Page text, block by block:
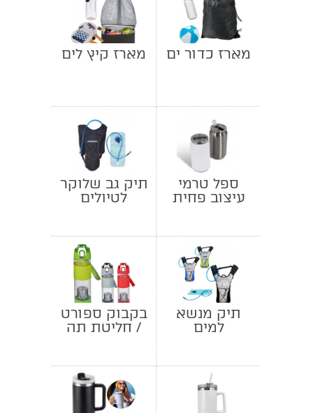
מארז כדור ים מארז קיץ לים
ספל טרמי
עיצוב פחית
תיק גב שלוקר
לטיולים
תיק מנשא
למים
בקבוק ספורט
/ חליטת תה